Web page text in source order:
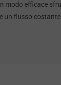
modo efficace
un flusso